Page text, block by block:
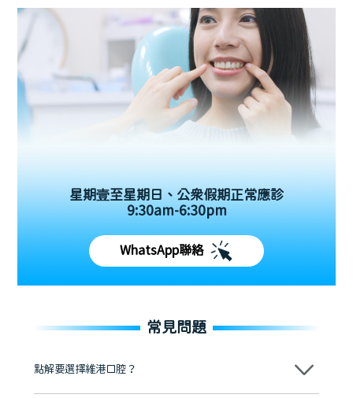
星期壹至星期日、公眾假期正常應診
9:30am-6:30pm
WhatsApp聯絡
常見問題
點解要選擇維港口腔？
維港口腔踐行「醫道濟世」的大學校訓，各分院匯聚來自香港、內地的